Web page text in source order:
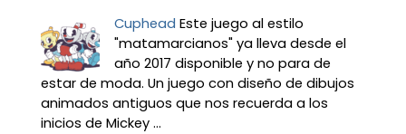
Cuphead Este juego al estilo
"matamarcianos" ya lleva desde el
año 2017 disponible y no para de
estar de moda. Un juego con diseño de dibujos
animados antiguos que nos recuerda a los
inicios de Mickey ...